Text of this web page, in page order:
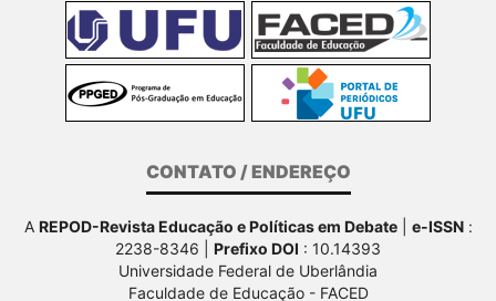
CONTATO / ENDEREÇO
A REPOD-Revista Educação e Políticas em Debate| e-ISSN:
2238-8346 | Prefixo DOI : 10.14393
Universidade Federal de Uberlândia
Faculdade de Educação - FACED